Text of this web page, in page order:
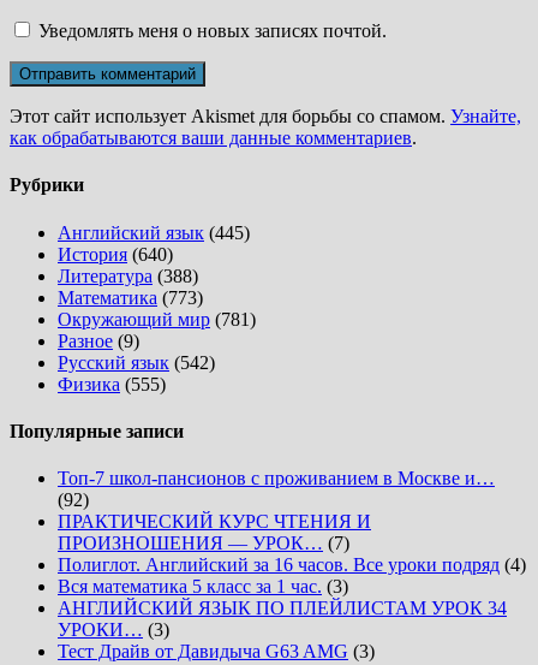
Уведомлять меня о новых записях почтой.
Этот сайт использует Akismet для борьбы со спамом. Узнайте,
как обрабатываются ваши данные комментариев.
Рубрики
Английский язык (445)
История (640)
Литература (388)
Математика (773)
Окружающий мир (781)
Разное (9)
Русский язык (542)
Физика (555)
Популярные записи
Топ-7 школ-пансионов с проживанием в Москве и…
(92)
ПРАКТИЧЕСКИЙ КУРС ЧТЕНИЯ И
ПРОИЗНОШЕНИЯ — УРОК… (7)
Полиглот. Английский за 16 часов. Все уроки подряд (4)
Вся математика 5 класс за 1 час. (3)
АНГЛИЙСКИЙ ЯЗЫК ПО ПЛЕЙЛИСТАМ УРОК 34
УРОКИ… (3)
Тест Драйв от Давидыча G63 AMG (3)